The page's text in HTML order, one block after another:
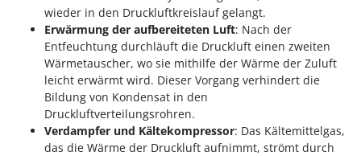
Unger
Verdemax
Vesco
Volpi
wieder in den Druckluftkreislauf gelangt.
Erwärmung der aufbereiteten Luft: Nach der
Entfeuchtung durchläuft die Druckluft einen zweiten
Wärmetauscher, wo sie mithilfe der Wärme der Zuluft
leicht erwärmt wird. Dieser Vorgang verhindert die
Bildung von Kondensat in den
Druckluftverteilungsrohren.
Verdampfer und Kältekompressor: Das Kältemittelgas,
das die Wärme der Druckluft aufnimmt, strömt durch